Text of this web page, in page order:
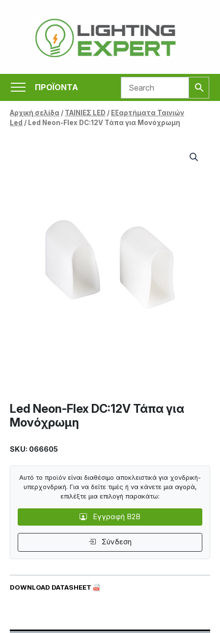
περιεχόμενο
ΠΡΟΪΟΝΤΑ
Αρχική σελίδα/ ΤΑΙΝΙΕΣ LED / Εξαρτήματα Ταινιών
Led / Led Neon-Flex DC:12V Τάπα για Μονόχρωμη
Led Neon-Flex DC:12V Τάπα για
Μονόχρωμη
SKU: 066605
DOWNLOAD DATASHEET
Αυτό το προϊόν είναι διαθέσιμο αποκλειστικά για χονδρική-
υπερχονδρική. Για να δείτε τιμές ή να κάνετε μια αγορά,
επιλέξτε μια επιλογή παρακάτω:
Εγγραφή B2B
Σύνδεση